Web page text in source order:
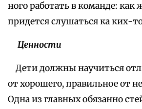
ного работать в команде: как
придется слушаться ка ких-
Ценности
Дети должны научиться
от хорошего, правильное от
Одна из главных обязанно